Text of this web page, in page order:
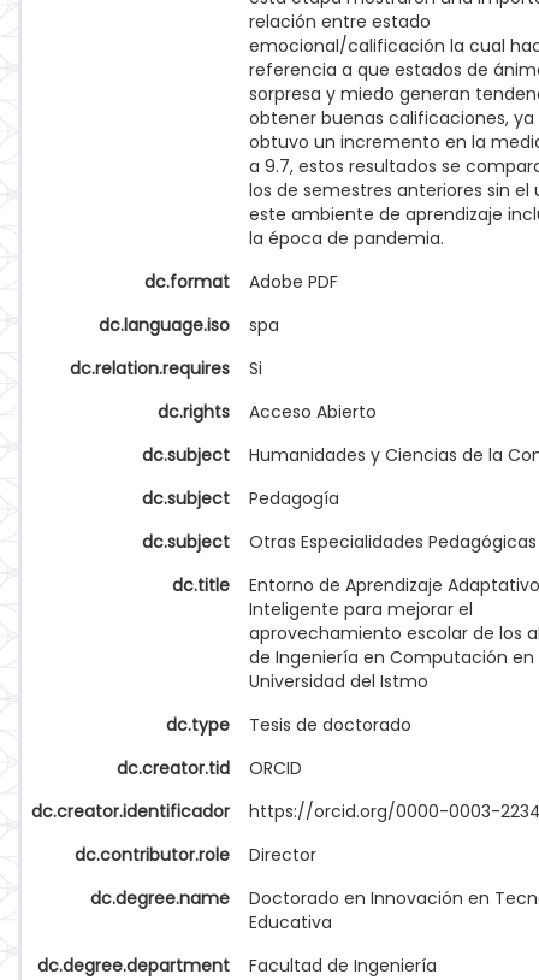
relación entre estado
emocional/calificación la cual
referencia a que estados de
sorpresa y miedo generan
obtener buenas calificaciones, ya
obtuvo un incremento en la
a 9.7, estos resultados se
los de semestres anteriores sin el
este ambiente de aprendizaje
la época de pandemia.
dc.format
Adobe PDF
dc.language.iso
spa
dc.relation.requires
Si
dc.rights
Acceso Abierto
dc.subject
Humanidades y Ciencias de la
dc.subject
Pedagogía
dc.subject
Otras Especialidades Pedagógicas
dc.title
Entorno de Aprendizaje Adaptativo
Inteligente para mejorar el
aprovechamiento escolar de los
de Ingeniería en Computación en
Universidad del Istmo
dc.type
Tesis de doctorado
dc.creator.tid
ORCID
dc.creator.identificador
https://orcid.org/0000-0003-
dc.contributor.role
Director
dc.degree.name
Doctorado en Innovación en
Educativa
dc.degree.department
Facultad de Ingeniería